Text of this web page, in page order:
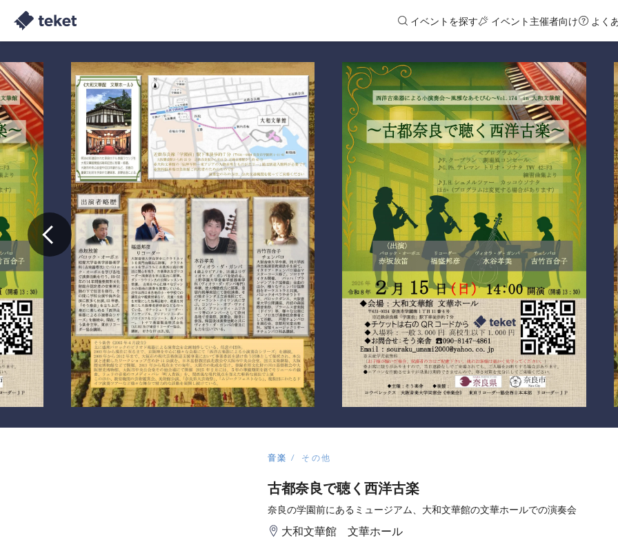
イベントを探す イベント主催者向け よく
音楽 その他
古都奈良で聴く西洋古楽
奈良の学園前にあるミュージアム、大和文華館の文華ホールでの演奏会
大和文華館 文華ホール